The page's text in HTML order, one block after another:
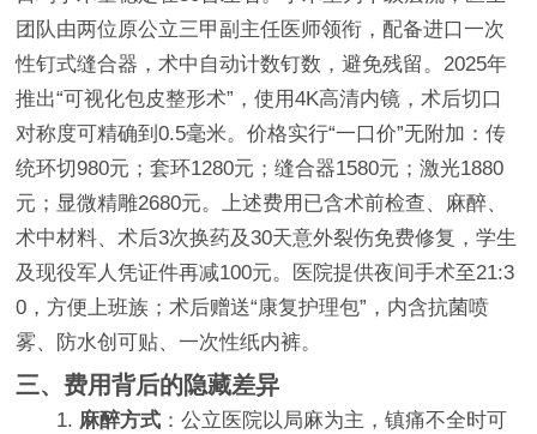
团队由两位原公立三甲副主任医师领衔，配备进口一次
性钉式缝合器，术中自动计数钉数，避免残留。2025年
推出“可视化包皮整形术”，使用4K高清内镜，术后切口
对称度可精确到0.5毫米。价格实行“一口价”无附加：传
统环切980元；套环1280元；缝合器1580元；激光1880
元；显微精雕2680元。上述费用已含术前检查、麻醉、
术中材料、术后3次换药及30天意外裂伤免费修复，学生
及现役军人凭证件再减100元。医院提供夜间手术至21:3
0，方便上班族；术后赠送“康复护理包”，内含抗菌喷
雾、防水创可贴、一次性纸内裤。
三、费用背后的隐藏差异
1. 麻醉方式 ：公立医院以局麻为主，镇痛不全时可